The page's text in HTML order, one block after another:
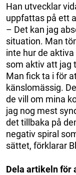
Han utvecklar
uppfattas på ett
– Det kan jag
situation. Man
inte hur de
som aktiv att jag
Man fick ta i för
känslomässig.
de vill om mina
jag nog mest
det tillbaka på
negativ spiral
sättet, förklarar
Dela artikeln för